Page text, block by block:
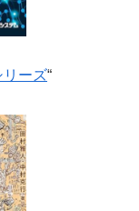
リーズ“